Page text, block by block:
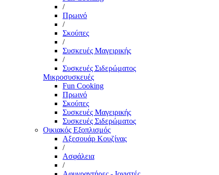
/
Πρωινό
/
Σκούπες
/
Συσκευές Μαγειρικής
/
Συσκευές Σιδερώματος
Μικροσυσκευές
Fun Cooking
Πρωινό
Σκούπες
Συσκευές Μαγειρικής
Συσκευές Σιδερώματος
Οικιακός Εξοπλισμός
Αξεσουάρ Κουζίνας
/
Ασφάλεια
/